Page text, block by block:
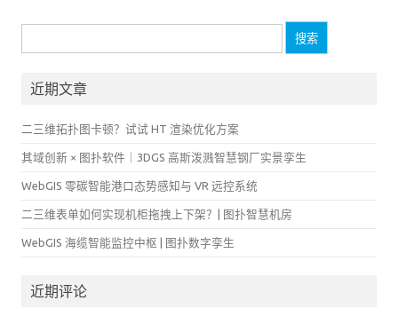
索：
近期文章
二三维拓扑图卡顿？试试 HT 渲染优化方案
其域创新 × 图扑软件｜3DGS 高斯泼溅智慧钢厂实景孪生
WebGIS 零碳智能港口态势感知与 VR 远控系统
二三维表单如何实现机柜拖拽上下架？| 图扑智慧机房
WebGIS 海缆智能监控中枢 | 图扑数字孪生
近期评论